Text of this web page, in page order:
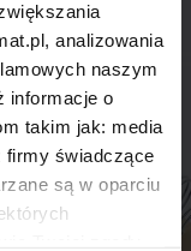
analizowania
naszym
informacje o
takim jak: media
firmy świadczące
są w oparciu